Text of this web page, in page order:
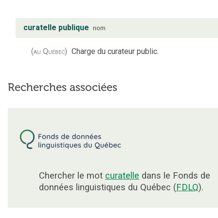
curatelle publique nom
(au Québec) Charge du curateur public.
Recherches associées
Chercher le mot curatelle dans le Fonds de
données linguistiques du Québec (FDLQ).